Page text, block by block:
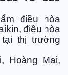
tích hợp công
của mình.
ống gió
PanasonicS-
tiến mới
điều hòa
điều hòa
thị trường
Hoàng Mai,